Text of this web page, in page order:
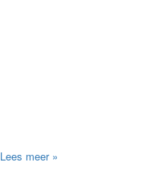
Lees meer »